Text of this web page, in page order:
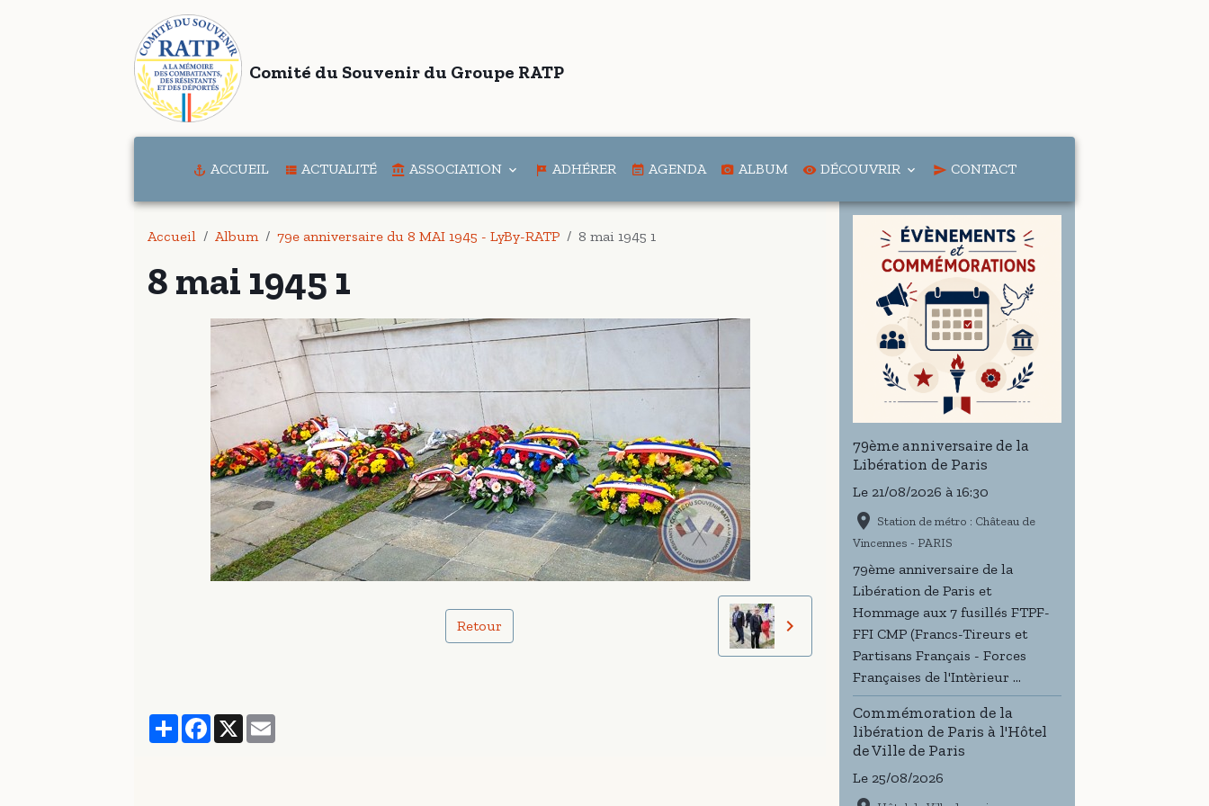
Comité du Souvenir du Groupe RATP
ACCUEIL ACTUALITÉ ASSOCIATION ADHÉRER AGENDA ALBUM DÉCOUVRIR CONTACT
Accueil Album 79e anniversaire du 8 MAI 1945 - LyBy-RATP 8 mai 1945 1
8 mai 1945 1
Retour
PartagerFacebook
X
79ème anniversaire de la
Libération de Paris
Le 21/08/2026 à 16:30
Station de métro : Château de
Vincennes - PARIS
79ème anniversaire de la
Libération de Paris et
Hommage aux 7 fusillés FTPF-
FFI CMP (Francs-Tireurs et
Partisans Français - Forces
Françaises de l'Intèrieur ...
Commémoration de la
libération de Paris à l'Hôtel
de Ville de Paris
Le 25/08/2026